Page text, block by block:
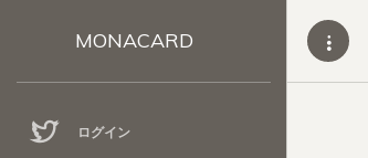
MONACARD
ログイン